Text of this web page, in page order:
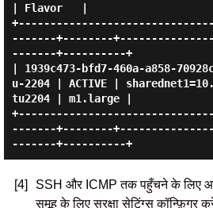
| Flavor   |
-------+--------
-------+----------+
| 1939c473-bfd7-460a-a858-
u-2204 | ACTIVE |
tu2204 | m1.large |
-------+--------
-------+----------+
[4]
SSH और ICMP तक पहुँचने के लिए
समूह के लिए सुरक्षा सेटिंग्स कॉन्फ़िगर